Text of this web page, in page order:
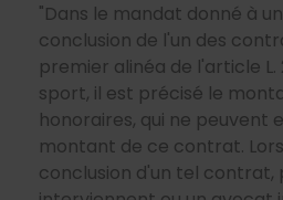
"Dans le mandat donné à
conclusion de l'un des
premier alinéa de l'article
sport, il est précisé le
honoraires, qui ne peuvent
montant de ce contrat.
conclusion d'un tel contrat,